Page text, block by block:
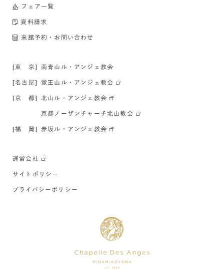
フェア一覧
資料請求
来館予約・お問い合わせ
[東 京] 南青山ル・アンジェ教会
[名古屋] 覚王山ル・アンジェ教会
[京 都] 北山ル・アンジェ教会
京都ノーザンチャーチ北山教会
[福 岡] 赤坂ル・アンジェ教会
運営会社
サイトポリシー
プライバシーポリシー